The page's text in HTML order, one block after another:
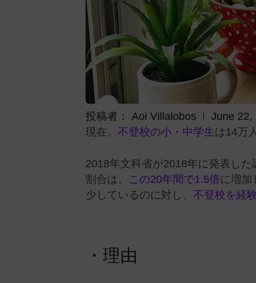
投稿者： Aoi Villalobos
June 22,
現在、不登校の小・中学生は14万
2018年文科省が2018年に発表し
割合は、 この20年間で1.5倍に増
少しているのに対し、不登校を経
・理由